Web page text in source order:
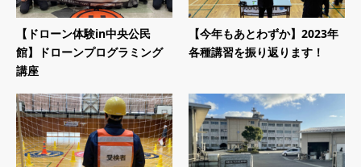
【ドローン体験in中央公民
館】ドローンプログラミング
講座
【今年もあとわずか】2023年
各種講習を振り返ります！